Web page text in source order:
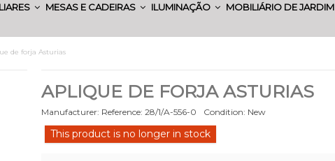
MESAS E CADEIRAS ILUMINAÇÃO MOBILIÁRIO DE JARDIM
de forja Asturias
APLIQUE DE FORJA ASTURIAS
Manufacturer: Reference: 28/1/A-556-0 Condition: New
This product is no longer in stock